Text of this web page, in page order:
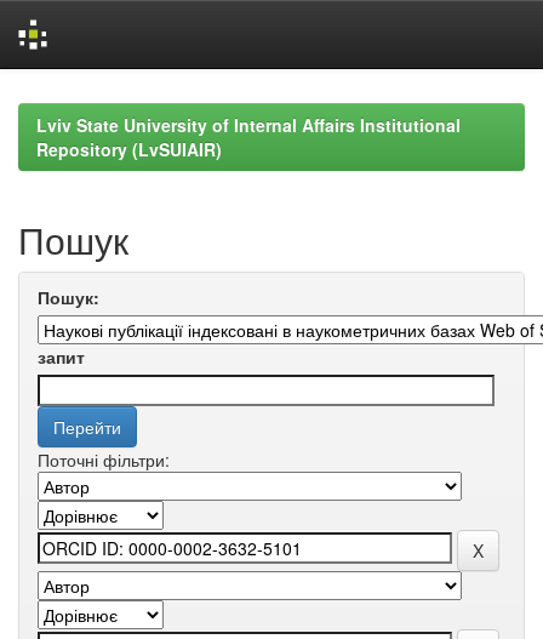
navigationLviv State University of Internal Affairs Institutional
Repository (LvSUIAIR)
Пошук
Пошук:
запит
Поточні фільтри: